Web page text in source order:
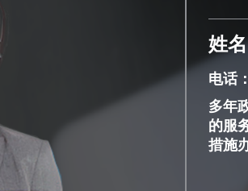
姓
电话
多年
的服
措施